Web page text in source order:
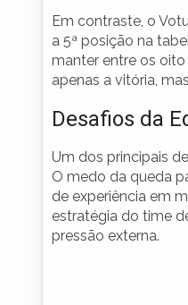
Em contraste, o
a 5ª posição na
manter entre os
apenas a vitória,
Desafios da
Um dos principais
O medo da queda
de experiência em
estratégia do time
pressão externa.